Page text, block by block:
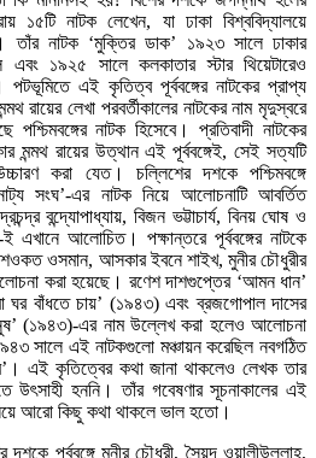
১৫টি নাটক লেখেন, যা ঢাকা বিশ্ববিদ্যালয়ে
তাঁর নাটক ‘মুক্তির ডাক’ ১৯২৩ সালে ঢাকার
১৯২৫ সালে কলকাতার স্টার থিয়েটারেও
এই কৃতিত্ব পূর্ববঙ্গের নাটকের প্রাপ্য
রায়ের লেখা পরবর্তীকালের নাটকের নাম মৃদুস্বরে
পশ্চিমবঙ্গের নাটক হিসেবে। প্রতিবাদী নাটকের
মন্মথ রায়ের উত্থান এই পূর্ববঙ্গেই, সেই সত্যটি
করা যেত। চল্লিশের দশকে পশ্চিমবঙ্গে
সংঘ’-এর নাটক নিয়ে আলোচনাটি আবর্তিত
বন্দ্যোপাধ্যায়, বিজন ভট্টাচার্য, বিনয় ঘোষ ও
ই এখানে আলোচিত। পক্ষান্তরে পূর্ববঙ্গের নাটকে
ওসমান, আসকার ইবনে শাইখ, মুনীর চৌধুরীর
করা হয়েছে। রণেশ দাশগুপ্তের ‘আমন ধান’
ঘর বাঁধতে চায়’ (১৯৪৩) এবং ব্রজগোপাল দাসের
(১৯৪৩)-এর নাম উল্লেখ করা হলেও আলোচনা
সালে এই নাটকগুলো মঞ্চায়ন করেছিল নবগঠিত
এই কৃতিত্বের কথা জানা থাকলেও লেখক তার
উৎসাহী হননি। তাঁর গবেষণার সূচনাকালের এই
আরো কিছু কথা থাকলে ভাল হতো।
দশকে পূর্ববঙ্গে মুনীর চৌধুরী, সৈয়দ ওয়ালীউল্লাহ,